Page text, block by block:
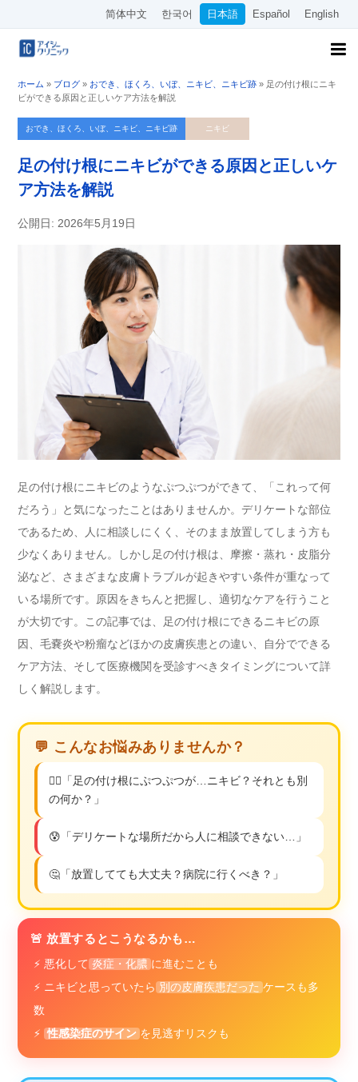
简体中文 한국어 日本語 Español English
ホーム » ブログ » おでき、ほくろ、いぼ、ニキビ、ニキビ跡 » 足の付け根にニキ
ビができる原因と正しいケア方法を解説
おでき、ほくろ、いぼ、ニキビ、ニキビ跡 ニキビ
足の付け根にニキビができる原因と正しいケ
ア方法を解説
公開日: 2026年5月19日
足の付け根にニキビのようなぷつぷつができて、「これって何
だろう」と気になったことはありませんか。デリケートな部位
であるため、人に相談しにくく、そのまま放置してしまう方も
少なくありません。しかし足の付け根は、摩擦・蒸れ・皮脂分
泌など、さまざまな皮膚トラブルが起きやすい条件が重なって
いる場所です。原因をきちんと把握し、適切なケアを行うこと
が大切です。この記事では、足の付け根にできるニキビの原
因、毛嚢炎や粉瘤などほかの皮膚疾患との違い、自分でできる
ケア方法、そして医療機関を受診すべきタイミングについて詳
しく解説します。
💬 こんなお悩みありませんか？
🙍‍♀️「足の付け根にぷつぷつが…ニキビ？それとも別
の何か？」
😰「デリケートな場所だから人に相談できない…」
🤔「放置してても大丈夫？病院に行くべき？」
🚨 放置するとこうなるかも…
⚡ 悪化して 炎症・化膿 に進むことも
⚡ ニキビと思っていたら 別の皮膚疾患だった ケースも多
数
⚡ 性感染症のサイン を見逃すリスクも